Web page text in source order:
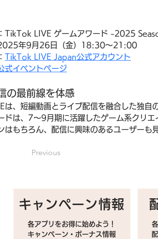
：TikTok LIVE ゲームアワード ~2025
年9月26日（金）18:30〜21:00
： TikTok LIVE Japan公式アカウント
式イベントページ
の最前線を体感
、短編動画とライブ配信を融合した独自
ドは、7〜9月期に活躍したゲーム系クリ
はもちろん、配信に興味のあるユーザーも
Previous
キャンペーン情報
各アプリをお得に始めよう！
キャンペーン・ボーナス情報